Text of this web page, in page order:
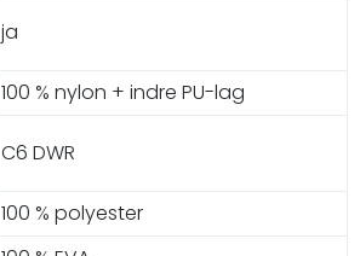
ja
100 % nylon + indre PU-lag
C6 DWR
100 % polyester